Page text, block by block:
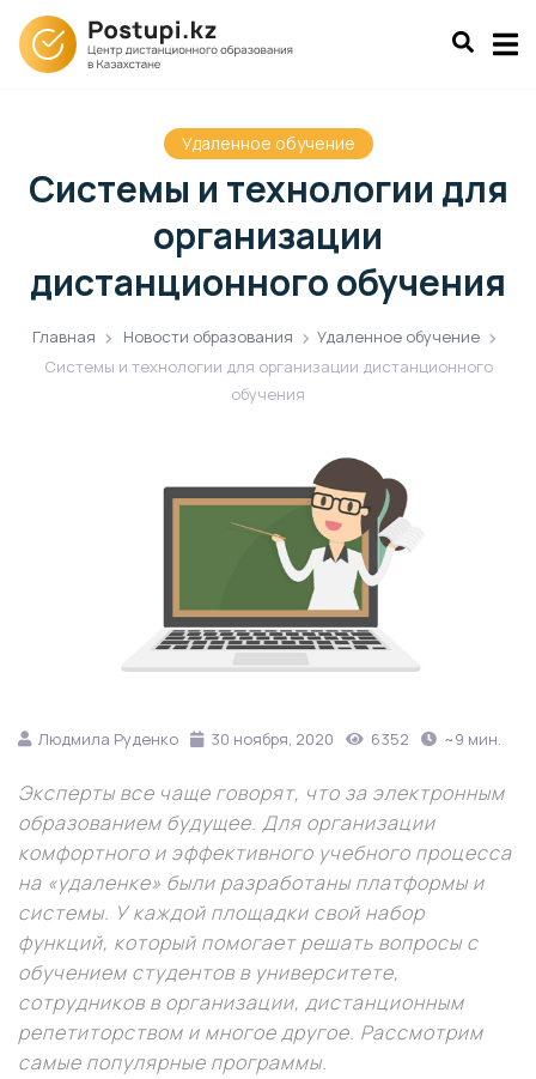
Удаленное обучение
Системы и технологии для
организации
дистанционного обучения
Главная Новости образования
Удаленное обучение
Системы и технологии для организации дистанционного
обучения
Людмила Руденко 30 ноября, 2020 6352 ~9 мин.
Эксперты все чаще говорят, что за электронным
образованием будущее. Для организации
комфортного и эффективного учебного процесса
на «удаленке» были разработаны платформы и
системы. У каждой площадки свой набор
функций, который помогает решать вопросы с
обучением студентов в университете,
сотрудников в организации, дистанционным
репетиторством и многое другое. Рассмотрим
самые популярные программы.